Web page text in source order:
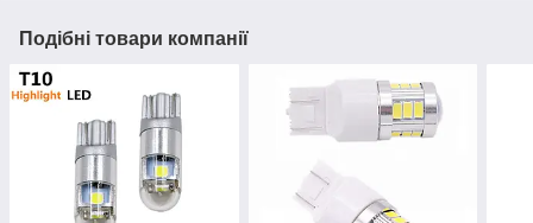
Подібні товари компанії